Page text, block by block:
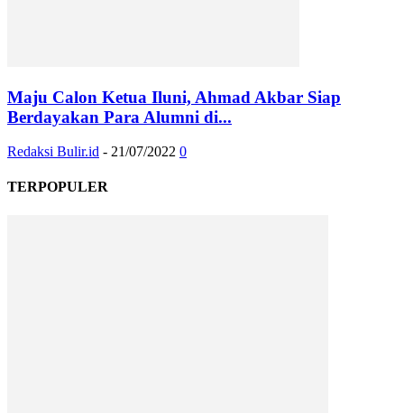
Maju Calon Ketua Iluni, Ahmad Akbar Siap
Berdayakan Para Alumni di...
Redaksi Bulir.id - 21/07/2022 0
TERPOPULER